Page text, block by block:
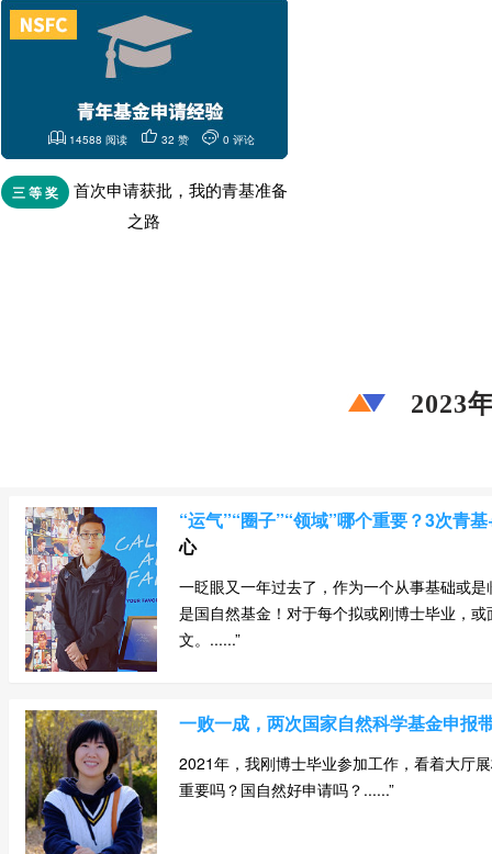
14588 阅读 32 赞 0 评论
三 等 奖
首次申请获批，我的青基准备
之路
2023
“运气”“圈子”“领域”哪个重要？3次青
心
一眨眼又一年过去了，作为一个从事基础或
是国自然基金！对于每个拟或刚博士毕业，
文。......”
一败一成，两次国家自然科学基金申报
2021年，我刚博士毕业参加工作，看着大厅
重要吗？国自然好申请吗？......”